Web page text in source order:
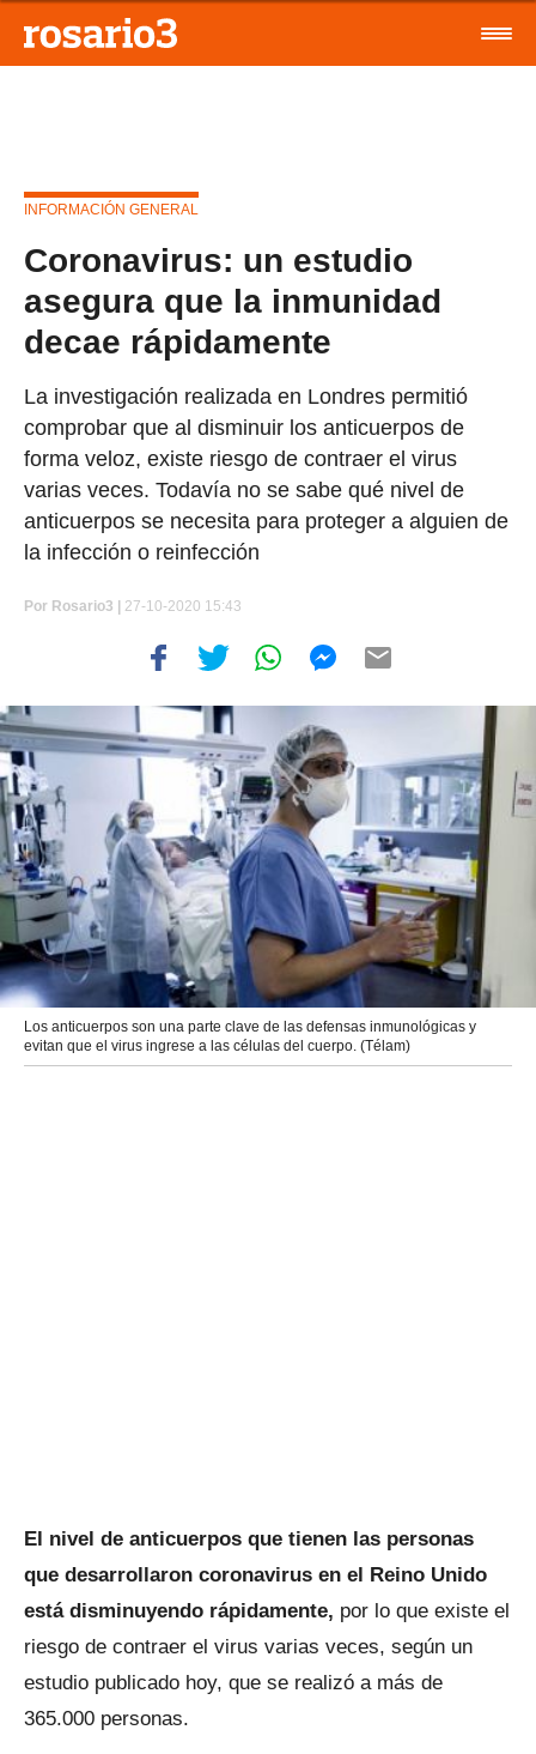
INFORMACIÓN GENERAL
Coronavirus: un estudio
asegura que la inmunidad
decae rápidamente
La investigación realizada en Londres permitió
comprobar que al disminuir los anticuerpos de
forma veloz, existe riesgo de contraer el virus
varias veces. Todavía no se sabe qué nivel de
anticuerpos se necesita para proteger a alguien de
la infección o reinfección
Por Rosario3 | 27-10-2020 15:43
Los anticuerpos son una parte clave de las defensas inmunológicas y
evitan que el virus ingrese a las células del cuerpo. (Télam)
El nivel de anticuerpos que tienen las personas
que desarrollaron coronavirus en el Reino Unido
está disminuyendo rápidamente, por lo que existe el
riesgo de contraer el virus varias veces, según un
estudio publicado hoy, que se realizó a más de
365.000 personas.